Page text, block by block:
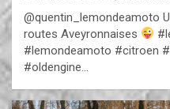
@quentin_lemondeamoto
routes Aveyronnaises
#lemondeamoto #citroen
#oldengine…